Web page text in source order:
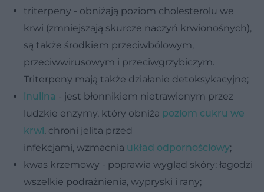
triterpeny - obniżają poziom cholesterolu we
krwi (zmniejszają skurcze naczyń krwionośnych),
są także środkiem przeciwbólowym,
przeciwwirusowym i przeciwgrzybiczym.
Triterpeny mają także działanie detoksykacyjne;
inulina - jest błonnikiem nietrawionym przez
ludzkie enzymy, który obniża poziom cukru we
krwi, chroni jelita przed
infekcjami, wzmacnia układ odpornościowy;
kwas krzemowy - poprawia wygląd skóry: łagodzi
wszelkie podrażnienia, wypryski i rany;